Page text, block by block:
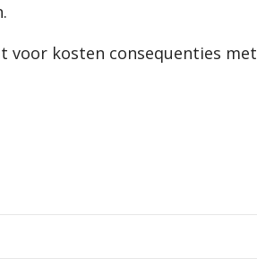
voor kosten consequenties met